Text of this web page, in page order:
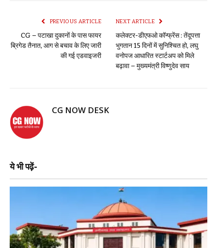
PREVIOUS ARTICLE
CG – पटाखा दुकानों के पास फायर
ब्रिगेड तैनात, आग से बचाव के लिए जारी
की गई एडवाइजरी
NEXT ARTICLE
कलेक्टर-डीएफओ कॉन्फ्रेंस : तेंदूपत्ता
भुगतान 15 दिनों में सुनिश्चित हो, लघु
वनोपज आधारित स्टार्टअप को मिले
बढ़ावा – मुख्यमंत्री विष्णुदेव साय
CG NOW DESK
ये भी पढ़ें-